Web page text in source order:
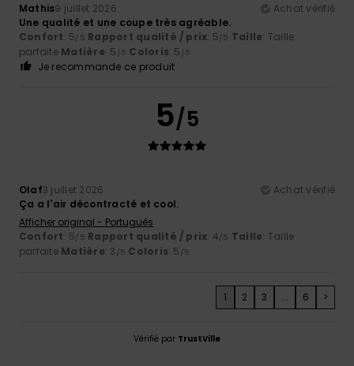
Mathis9 juillet 2026
Achat vérifié
Une qualité et une coupe très agréable.
Confort: 5/5 Rapport qualité / prix: 5/5 Taille: Taille
parfaite Matière: 5 /5 Coloris: 5 /5
Je recommande ce produit
5/5
Olaf3 juillet 2026
Achat vérifié
Ça a l'air décontracté et cool.
Afficher original - Português
Confort: 5/5 Rapport qualité / prix: 4/5 Taille: Taille
parfaite Matière: 3 /5 Coloris: 5 /5
1 2 3 ... 6 >
Vérifié par TrustVille